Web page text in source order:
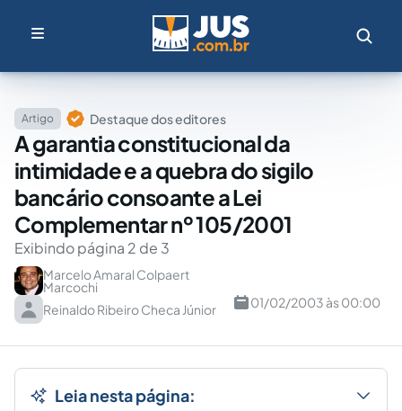
Artigo Destaque dos editores
A garantia constitucional da
intimidade e a quebra do sigilo
bancário consoante a Lei
Complementar nº 105/2001
Exibindo página 2 de 3
Marcelo Amaral Colpaert
Marcochi
Reinaldo Ribeiro Checa Júnior
01/02/2003 às 00:00
Leia nesta página: